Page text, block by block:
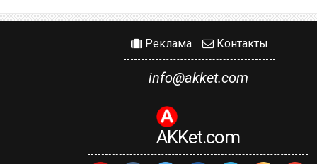
Реклама Контакты
info@akket.com
AKKet.com